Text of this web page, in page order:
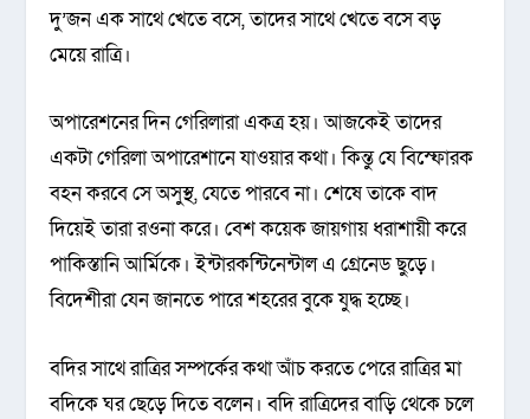
দু’জন এক সাথে খেতে বসে, তাদের সাথে খেতে বসে বড়
মেয়ে রাত্রি।
অপারেশনের দিন গেরিলারা একত্র হয়। আজকেই তাদের
একটা গেরিলা অপারেশানে যাওয়ার কথা। কিন্তু যে বিস্ফোরক
বহন করবে সে অসুস্থ, যেতে পারবে না। শেষে তাকে বাদ
দিয়েই তারা রওনা করে। বেশ কয়েক জায়গায় ধরাশায়ী করে
পাকিস্তানি আর্মিকে। ইন্টারকন্টিনেন্টাল এ গ্রেনেড ছুড়ে।
বিদেশীরা যেন জানতে পারে শহরের বুকে যুদ্ধ হচ্ছে।
বদির সাথে রাত্রির সম্পর্কের কথা আঁচ করতে পেরে রাত্রির মা
বদিকে ঘর ছেড়ে দিতে বলেন। বদি রাত্রিদের বাড়ি থেকে চলে